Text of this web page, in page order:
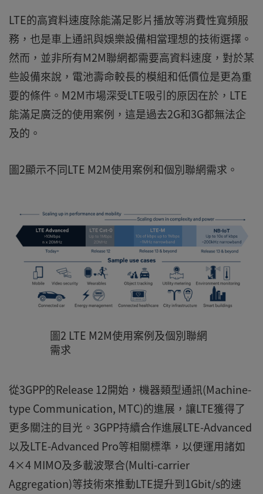
LTE的高資料速度除能滿足影片播放等消費性寬頻服
務，也是車上通訊與娛樂設備相當理想的技術選擇。
然而，並非所有M2M聯網都需要高資料速度，對於某
些設備來說，電池壽命較長的模組和低價位是更為重
要的條件。M2M市場深受LTE吸引的原因在於，LTE
能滿足廣泛的使用案例，這是過去2G和3G都無法企
及的。
圖2顯示不同LTE M2M使用案例和個別聯網需求。
圖2 LTE M2M使用案例及個別聯網
需求
從3GPP的Release 12開始，機器類型通訊(Machine-
type Communication, MTC)的進展，讓LTE獲得了
更多關注的目光。3GPP持續合作進展LTE-Advanced
以及LTE-Advanced Pro等相關標準，以便運用諸如
4×4 MIMO及多載波聚合(Multi-carrier
Aggregation)等技術來推動LTE提升到1Gbit/s的速